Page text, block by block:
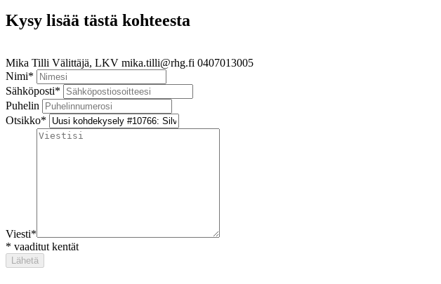
Kysy lisää tästä kohteesta
Mika Tilli Välittäjä, LKV mika.tilli@rhg.fi 0407013005
Nimi*
Sähköposti*
Puhelin
Otsikko*
Viesti*
* vaaditut kentät